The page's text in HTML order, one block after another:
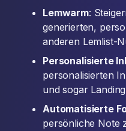
Lemwarm:
generierten,
anderen Lemlist-
Personalisierte
personalisierten
und sogar
Automatisierte
persönliche Note